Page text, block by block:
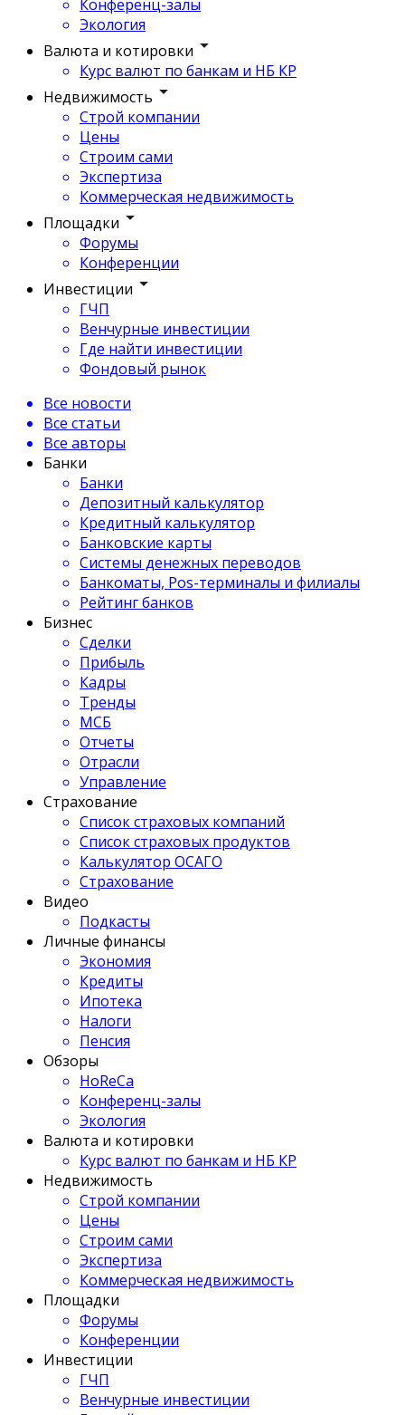
Конференц-залы
Экология
Валюта и котировки
Курс валют по банкам и НБ КР
Недвижимость
Строй компании
Цены
Строим сами
Экспертиза
Коммерческая недвижимость
Площадки
Форумы
Конференции
Инвестиции
ГЧП
Венчурные инвестиции
Где найти инвестиции
Фондовый рынок
Все новости
Все статьи
Все авторы
Банки
Банки
Депозитный калькулятор
Кредитный калькулятор
Банковские карты
Системы денежных переводов
Банкоматы, Pos-терминалы и филиалы
Рейтинг банков
Бизнес
Сделки
Прибыль
Кадры
Тренды
МСБ
Отчеты
Отрасли
Управление
Страхование
Список страховых компаний
Список страховых продуктов
Калькулятор ОСАГО
Страхование
Видео
Подкасты
Личные финансы
Экономия
Кредиты
Ипотека
Налоги
Пенсия
Обзоры
HoReCa
Конференц-залы
Экология
Валюта и котировки
Курс валют по банкам и НБ КР
Недвижимость
Строй компании
Цены
Строим сами
Экспертиза
Коммерческая недвижимость
Площадки
Форумы
Конференции
Инвестиции
ГЧП
Венчурные инвестиции